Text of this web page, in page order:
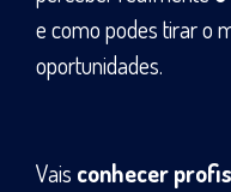
e como podes tirar o
oportunidades.
Vais conhecer